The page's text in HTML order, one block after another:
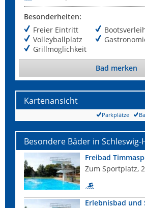
Besonderheiten:
Freier Eintritt
Volleyballplatz
Grillmöglichkeit
Bad merken
Kartenansicht
Parkplätze
Besondere Bäder in Schleswig-
Freibad
Zum Sportplatz,
Erlebnisbad und